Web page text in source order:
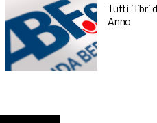
Tutti i libri
Anno